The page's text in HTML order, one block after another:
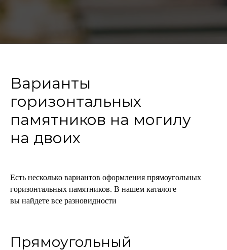
Варианты
горизонтальных
памятников на могилу
на двоих
Есть несколько вариантов оформления прямоугольных
горизонтальных памятников. В нашем каталоге
вы найдете все разновидности
Прямоугольный